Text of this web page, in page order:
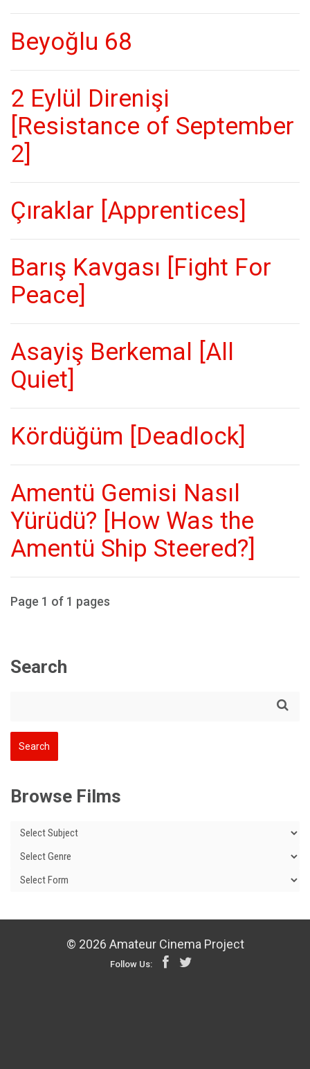
Beyoğlu 68
2 Eylül Direnişi
[Resistance of September
2]
Çıraklar [Apprentices]
Barış Kavgası [Fight For
Peace]
Asayiş Berkemal [All
Quiet]
Kördüğüm [Deadlock]
Amentü Gemisi Nasıl
Yürüdü? [How Was the
Amentü Ship Steered?]
Page 1 of 1 pages
Search
Browse Films
© 2026 Amateur Cinema Project
Follow Us: